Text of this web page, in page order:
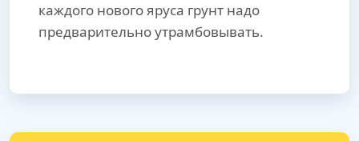
каждого нового яруса грунт надо
предварительно утрамбовывать.